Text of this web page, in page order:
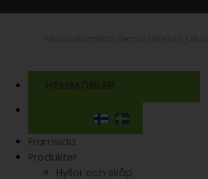
Framsida
Produkter
Hyllor och skåp